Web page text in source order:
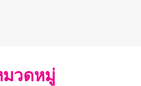
วดหมู่